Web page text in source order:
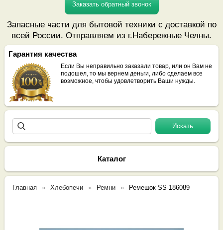
Заказать обратный звонок
Запасные части для бытовой техники с доставкой по
всей России. Отправляем из г.Набережные Челны.
Гарантия качества
Если Вы неправильно заказали товар, или он Вам не
подошел, то мы вернем деньги, либо сделаем все
возможное, чтобы удовлетворить Ваши нужды.
Каталог
Главная Хлебопечи Ремни Ремешок SS-186089